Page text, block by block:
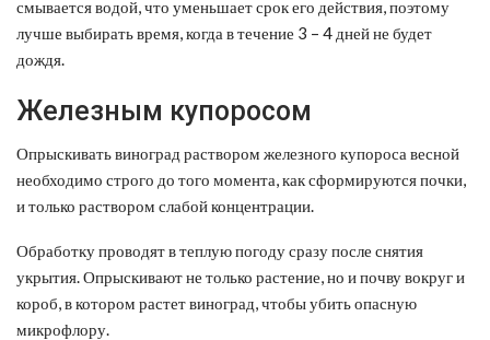
смывается водой, что уменьшает срок его действия, поэтому
лучше выбирать время, когда в течение 3 – 4 дней не будет
дождя.
Железным купоросом
Опрыскивать виноград раствором железного купороса весной
необходимо строго до того момента, как сформируются почки,
и только раствором слабой концентрации.
Обработку проводят в теплую погоду сразу после снятия
укрытия. Опрыскивают не только растение, но и почву вокруг и
короб, в котором растет виноград, чтобы убить опасную
микрофлору.